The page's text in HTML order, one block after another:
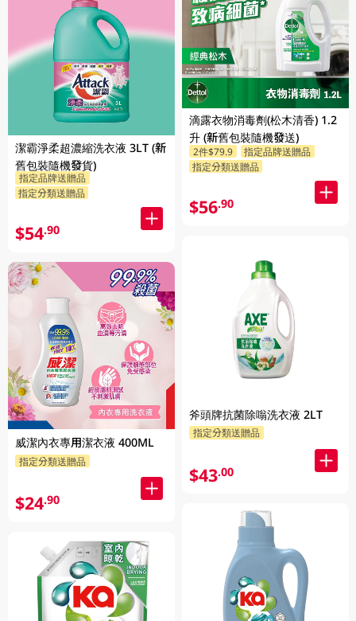
潔霸淨柔超濃縮洗衣液 3LT (新
舊包裝隨機發貨)
指定品牌送贈品
指定分類送贈品
$54.90
威潔內衣專用潔衣液 400ML
指定分類送贈品
$24.90
滴露衣物消毒劑(松木清香) 1.2
升 (新舊包裝隨機發送)
2件$79.9
指定品牌送贈品
指定分類送贈品
$56.90
斧頭牌抗菌除嗡洗衣液 2LT
指定分類送贈品
$43.00